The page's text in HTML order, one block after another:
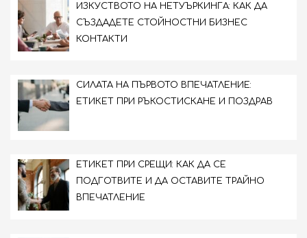
ИЗКУСТВОТО НА НЕТУЪРКИНГА: КАК ДА
СЪЗДАДЕТЕ СТОЙНОСТНИ БИЗНЕС
КОНТАКТИ
СИЛАТА НА ПЪРВОТО ВПЕЧАТЛЕНИЕ:
ЕТИКЕТ ПРИ РЪКОСТИСКАНЕ И ПОЗДРАВ
ЕТИКЕТ ПРИ СРЕЩИ: КАК ДА СЕ
ПОДГОТВИТЕ И ДА ОСТАВИТЕ ТРАЙНО
ВПЕЧАТЛЕНИЕ